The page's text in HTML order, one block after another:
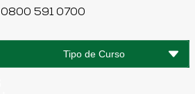
0800 591 0700